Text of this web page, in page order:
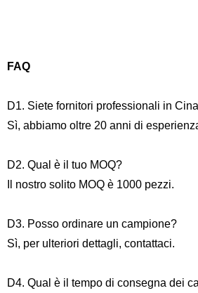
FAQ
D1. Siete fornitori professionali in
Sì, abbiamo oltre 20 anni di
D2. Qual è il tuo MOQ?
Il nostro solito MOQ è 1000 pezzi.
D3. Posso ordinare un campione?
Sì, per ulteriori dettagli, contattaci.
D4. Qual è il tempo di consegna dei